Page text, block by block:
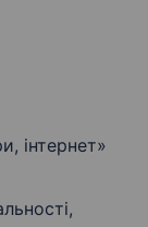
інтернет»